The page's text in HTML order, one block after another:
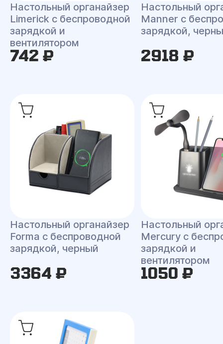
Настольный органайзер
Limerick c беспроводной
зарядкой и
вентилятором
742 ₽
Настольный
Manner c
зарядкой,
2918 ₽
Настольный органайзер
Forma c беспроводной
зарядкой, черный
3364 ₽
Настольный
Mercury c
зарядкой и
вентилятором
1050 ₽